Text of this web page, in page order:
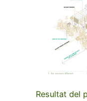
Resultat del